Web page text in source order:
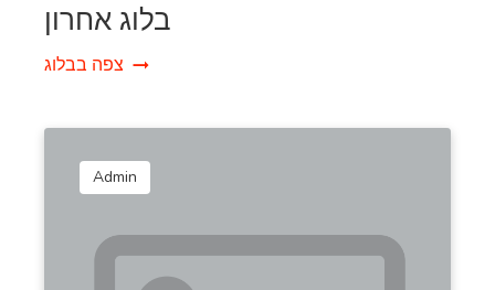
Company Vision
A vision that attracts the right people, clients, and
employees.
Ecommerce
בלוג אחרון
צפה בבלוג
Admin